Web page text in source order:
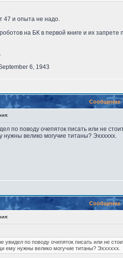
47 и опыта не надо.
на БК в первой книге и их запрете
6, 1943
Сообщение
по поводу очепяток писать или не
велико могучие титаны? Эхххххх.
Сообщение
увидел по поводу очепяток писать или не
ему нужны велико могучие титаны? Эхххххх.